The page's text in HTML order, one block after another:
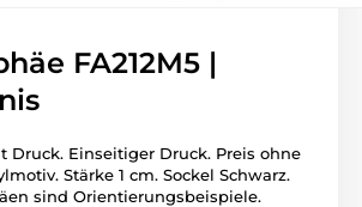
FA212M5 |
Druck. Einseitiger Druck. Preis ohne
Stärke 1 cm. Sockel Schwarz.
sind Orientierungsbeispiele.